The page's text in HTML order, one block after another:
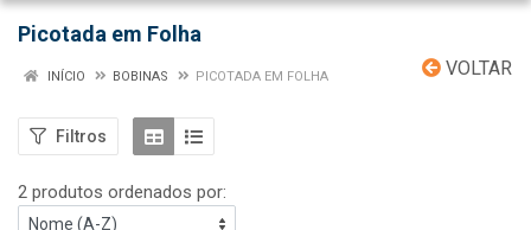
Picotada em Folha
VOLTAR
INÍCIO BOBINAS PICOTADA EM FOLHA
Filtros
2 produtos ordenados por: